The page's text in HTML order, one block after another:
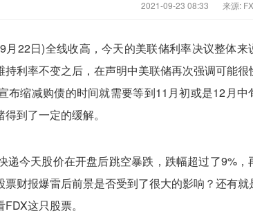
2021-09-23 08:33 来源:
月22日)全线收高，今天的美联储利率决议整体来
利率不变之后，在声明中美联储再次强调可能很
布缩减购债的时间就需要等到11月初或是12月中
到了一定的缓解。
递今天股价在开盘后跳空暴跌，跌幅超过了9%，
财报爆雷后前景是否受到了很大的影响？还有就
这只股票。